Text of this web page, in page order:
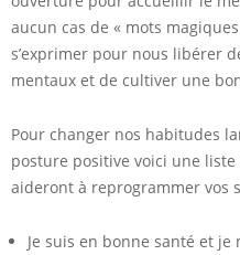
aucun cas de « mots
s’exprimer pour nous libérer
mentaux et de cultiver une
Pour changer nos habitudes
posture positive voici une
aideront à reprogrammer vos
Je suis en bonne santé et